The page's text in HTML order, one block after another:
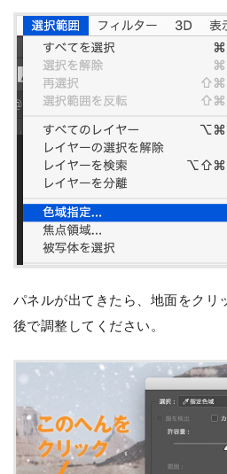
パネルが出てきたら、地面をクリ
後で調整してください。